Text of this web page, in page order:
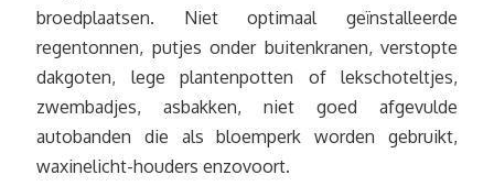
broedplaatsen. Niet optimaal geïnstalleerde
regentonnen, putjes onder buitenkranen, verstopte
dakgoten, lege plantenpotten of lekschoteltjes,
zwembadjes, asbakken, niet goed afgevulde
autobanden die als bloemperk worden gebruikt,
waxinelicht-houders enzovoort.